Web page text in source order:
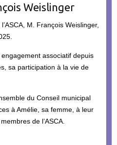
Weislinger
M. François Weislinger,
associatif depuis
sa participation à la vie de
du Conseil municipal
à Amélie, sa femme, à leur
de l’ASCA.